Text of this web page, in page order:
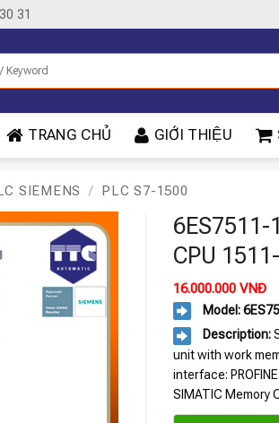
31
TRANG CHỦ GIỚI THIỆU
SIEMENS / PLC S7-1500
6ES7511-
CPU
16.000.000 VNĐ
Model:
Description:
unit with work
interface:
SIMATIC Memory